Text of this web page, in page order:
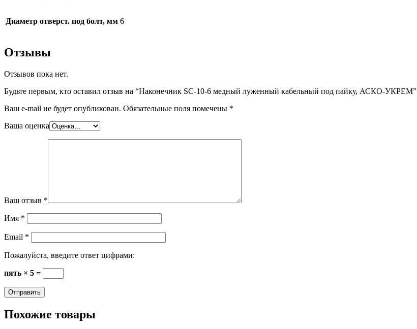
Диаметр отверст. под болт, мм 6
Отзывы
Отзывов пока нет.
Будьте первым, кто оставил отзыв на “Наконечник SC-10-6 медный луженный кабельный под пайку, АСКО-УКРЕМ”
Ваш e-mail не будет опубликован. Обязательные поля помечены *
Ваша оценка
Ваш отзыв *
Имя *
Email *
Пожалуйста, введите ответ цифрами:
пять × 5 =
Похожие товары